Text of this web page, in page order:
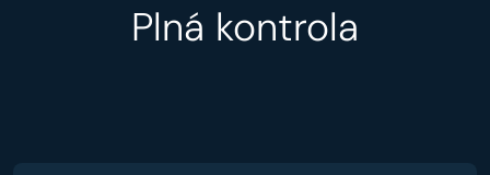
Plná kontrola